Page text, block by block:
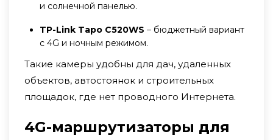
и солнечной панелью.
TP-Link Tapo C520WS – бюджетный вариант
с 4G и ночным режимом.
Такие камеры удобны для дач, удаленных
объектов, автостоянок и строительных
площадок, где нет проводного Интернета.
4G-маршрутизаторы для